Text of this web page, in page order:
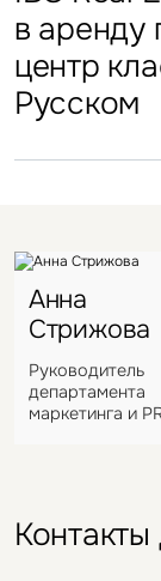
в аренду
центр
Русском
«Атлант-
в отеле
под
Анна
Стрижова
Руководитель
департамента
маркетинга и